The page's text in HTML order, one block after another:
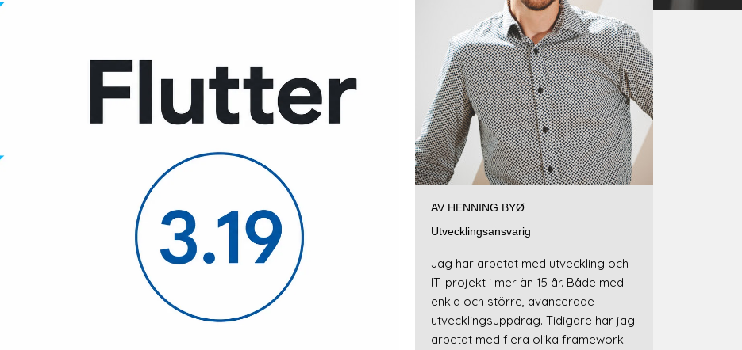
AV HENNING BYØ
Utvecklingsansvarig
Jag har arbetat med utveckling och
IT-projekt i mer än 15 år. Både med
enkla och större, avancerade
utvecklingsuppdrag. Tidigare har jag
arbetat med flera olika framework-